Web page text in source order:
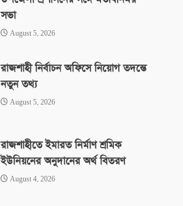
সভা
August 5, 2026
রাজশাহী নির্বাচন অফিসে নিয়োগ তদন্তে
নতুন তথ্য
August 5, 2026
রাজশাহীতে ইমারত নির্মাণ শ্রমিক
ইউনিয়নের অনুদানের অর্থ বিতরণ
August 4, 2026